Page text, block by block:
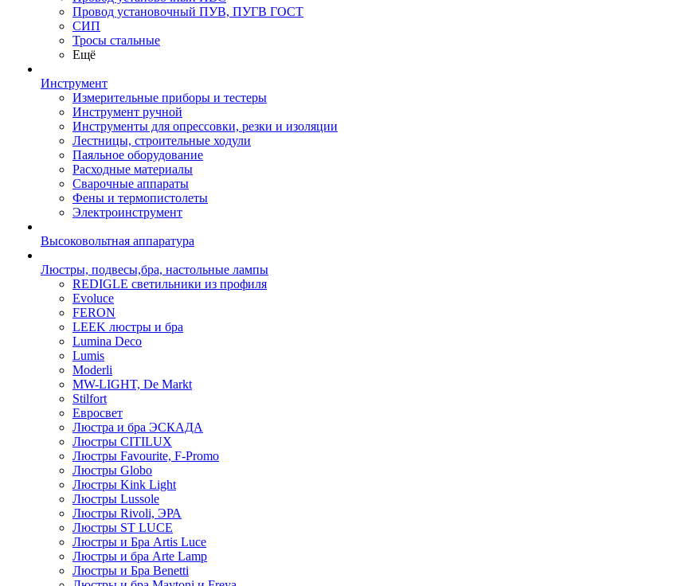
Провод установочный ПУВ, ПУГВ ГОСТ
СИП
Тросы стальные
Ещё
Инструмент
Измерительные приборы и тестеры
Инструмент ручной
Инструменты для опрессовки, резки и изоляции
Лестницы, строительные ходули
Паяльное оборудование
Расходные материалы
Сварочные аппараты
Фены и термопистолеты
Электроинструмент
Высоковольтная аппаратура
Люстры, подвесы,бра, настольные лампы
REDIGLE светильники из профиля
Evoluce
FERON
LEEK люстры и бра
Lumina Deco
Lumis
Moderli
MW-LIGHT, De Markt
Stilfort
Евросвет
Люстра и бра ЭСКАДА
Люстры CITILUX
Люстры Favourite, F-Promo
Люстры Globo
Люстры Kink Light
Люстры Lussole
Люстры Rivoli, ЭРА
Люстры ST LUCE
Люстры и Бра Artis Luce
Люстры и бра Arte Lamp
Люстры и Бра Benetti